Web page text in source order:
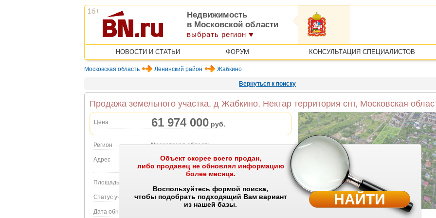
Недвижимость
в Московской области
выбрать регион
НОВОСТИ И СТАТЬИ ФОРУМ КОНСУЛЬТАЦИЯ СПЕЦИАЛИСТОВ
Московская область Ленинский район Жабкино
Вернуться к поиску
Объект скорее всего продан,
либо продавец не обновлял информацию
более месяца.
Воспользуйтесь формой поиска,
чтобы подобрать подходящий Вам вариант
из нашей базы.
НАЙТИ
Продажа земельного участка, д Жабкино, Нектар территория снт, Московская
Цена 61 974 000 руб.
Регион Московская область
Адрес
д Жабкино, Нектар территория снт
Объект на карте
Площадь участка
Статус участка индивидуальное жилищное строительство
Дата обновления Посмотреть большие фотографии